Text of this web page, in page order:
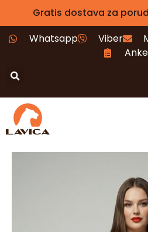
Gratis dostava za
Whatsapp
Viber